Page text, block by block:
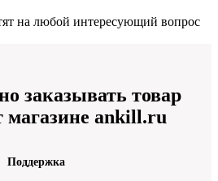
на любой интересующий вопрос
заказывать товар
магазине ankill.ru
Поддержка